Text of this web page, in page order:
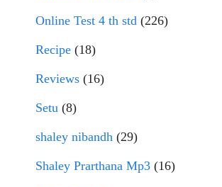
Online Test 4 th std (226)
Recipe (18)
Reviews (16)
Setu (8)
shaley nibandh (29)
Shaley Prarthana Mp3 (16)